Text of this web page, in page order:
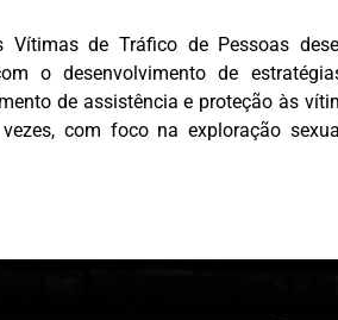
de Tráfico de Pessoas
o desenvolvimento de
de assistência e proteção às
com foco na exploração